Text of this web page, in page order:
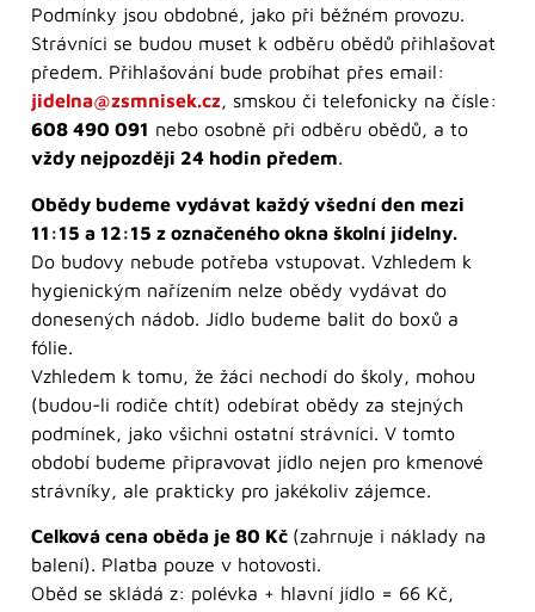
Podmínky jsou obdobné, jako při běžném provozu.
Strávníci se budou muset k odběru obědů přihlašovat
předem. Přihlašování bude probíhat přes email:
jidelna@zsmnisek.cz, smskou či telefonicky na čísle:
608 490 091 nebo osobně při odběru obědů, a to
vždy nejpozději 24 hodin předem.
Obědy budeme vydávat každý všední den mezi
11:15 a 12:15 z označeného okna školní jídelny.
Do budovy nebude potřeba vstupovat. Vzhledem k
hygienickým nařízením nelze obědy vydávat do
donesených nádob. Jídlo budeme balit do boxů a
fólie.
Vzhledem k tomu, že žáci nechodí do školy, mohou
(budou-li rodiče chtít) odebírat obědy za stejných
podmínek, jako všichni ostatní strávníci. V tomto
období budeme připravovat jídlo nejen pro kmenové
strávníky, ale prakticky pro jakékoliv zájemce.
Celková cena oběda je 80 Kč (zahrnuje i náklady na
balení). Platba pouze v hotovosti.
Oběd se skládá z: polévka + hlavní jídlo = 66 Kč,